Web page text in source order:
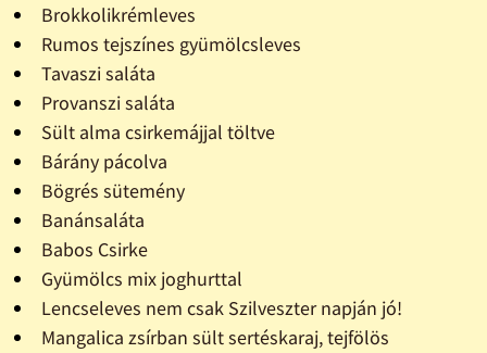
Brokkolikrémleves
Rumos tejszínes gyümölcsleves
Tavaszi saláta
Provanszi saláta
Sült alma csirkemájjal töltve
Bárány pácolva
Bögrés sütemény
Banánsaláta
Babos Csirke
Gyümölcs mix joghurttal
Lencseleves nem csak Szilveszter napján jó!
Mangalica zsírban sült sertéskaraj, tejfölös